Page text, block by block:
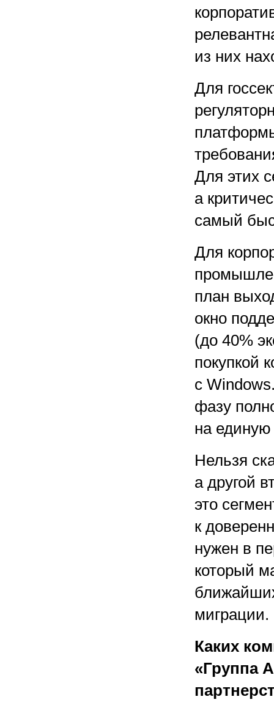
из них
Для
Для этих
а
самый
Для
план
окно
(до 40%
покупкой
с
фазу
на
Нельзя
а другой
это
к
нужен в
который
миграции.
Каких
«Группа